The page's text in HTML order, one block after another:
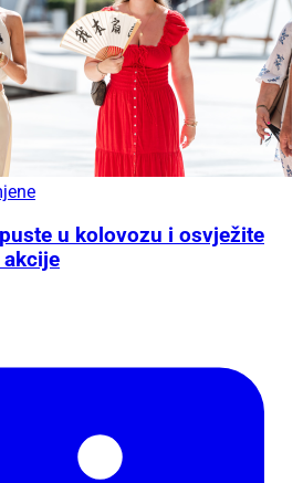
u kolovozu i osvježite